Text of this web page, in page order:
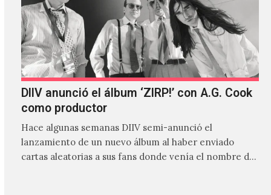
DIIV anunció el álbum ‘ZIRP!’ con A.G. Cook
como productor
Hace algunas semanas DIIV semi-anunció el
lanzamiento de un nuevo álbum al haber enviado
cartas aleatorias a sus fans donde venía el nombre de